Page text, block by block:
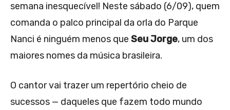
semana inesquecível! Neste sábado (6/09), quem
comanda o palco principal da orla do Parque
Nanci é ninguém menos que Seu Jorge, um dos
maiores nomes da música brasileira.
O cantor vai trazer um repertório cheio de
sucessos — daqueles que fazem todo mundo